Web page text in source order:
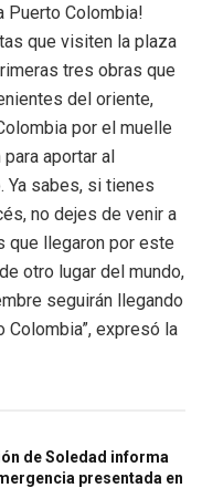
Puerto Colombia!
que visiten la plaza
tres obras que
del oriente,
por el muelle
aportar al
Ya sabes, si tienes
no dejes de venir a
que llegaron por este
otro lugar del mundo,
seguirán llegando
expresó la
de Soledad informa
presentada en